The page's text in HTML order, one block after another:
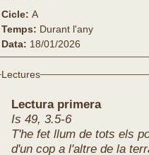
Cicle: A
Temps: Durant l'any
Data: 18/01/2026
Lectures
Lectura primera
Is 49, 3.5-6
T'he fet llum de tots els
d'un cop a l'altre de la